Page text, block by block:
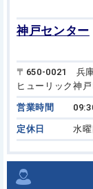
神戸センター
〒650-0021 兵庫
ヒューリック神
営業時間 09:30
定休日 水曜日